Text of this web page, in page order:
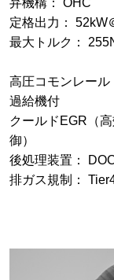
弁機構： OHC
定格出力： 52kW
最大トルク：
高圧コモンレール
過給機付
クールドEGR（
御）
後処理装置：
排ガス規制：